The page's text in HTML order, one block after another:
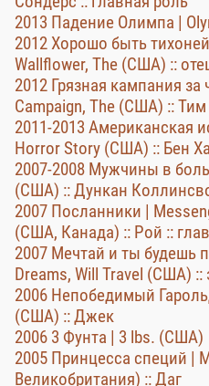
2013 Падение Олимпа |
2012 Хорошо быть
Wallflower, The (США) ::
2012 Грязная кампания
Campaign, The (США) :: Тим
2011-2013 Американская
Horror Story (США) :: Бен
2007-2008 Мужчины в
(США) :: Дункан
2007 Посланники |
(США, Канада) :: Рой ::
2007 Мечтай и ты будешь
Dreams, Will Travel (США) ::
2006 Непобедимый
(США) :: Джек
2006 3 Фунта | 3 lbs. (США)
2005 Принцесса специй |
Великобритания) :: Даг